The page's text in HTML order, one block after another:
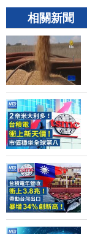
相關新聞